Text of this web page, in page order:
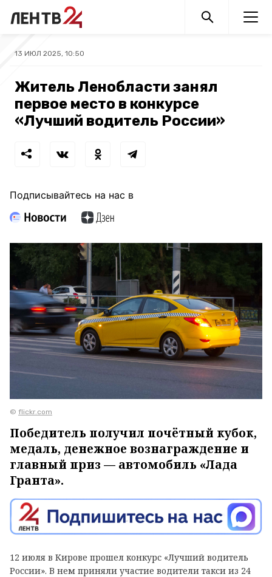
13 ИЮЛ 2025, 10:50
Житель Ленобласти занял
первое место в конкурсе
«Лучший водитель России»
Подписывайтесь на нас в
© flickr.com
Победитель получил почётный кубок,
медаль, денежное вознаграждение и
главный приз — автомобиль «Лада
Гранта».
12 июля в Кирове прошел конкурс «Лучший водитель
России». В нем приняли участие водители такси из 24